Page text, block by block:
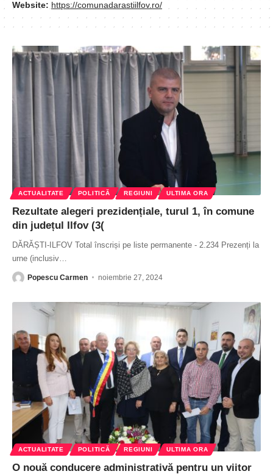
Website: https://comunadarastiilfov.ro/
ACTUALITATE POLITICĂ REGIUNI ULTIMA ORA
Rezultate alegeri prezidențiale, turul 1, în comune
din județul Ilfov (3(
DĂRĂȘTI-ILFOV Total înscriși pe liste permanente - 2.234 Prezenți la
urne (inclusiv
Popescu Carmen noiembrie 27, 2024
ACTUALITATE POLITICĂ REGIUNI ULTIMA ORA
O nouă conducere administrativă pentru un viitor